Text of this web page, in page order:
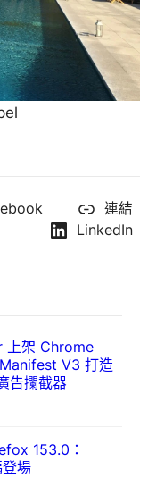
連結
LinkedIn
上架 Chrome
V3 打造
告攔截器
153.0：
場